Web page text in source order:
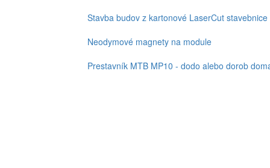
Stavba budov z kartonové LaserCut stavebnice
Neodymové magnety na module
Prestavník MTB MP10 - dodo alebo dorob